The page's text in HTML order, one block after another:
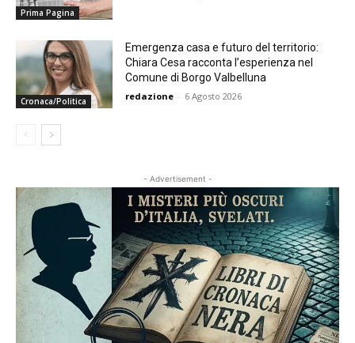
Prima Pagina
Cronaca/Politica
Emergenza casa e futuro del territorio:
Chiara Cesa racconta l’esperienza nel
Comune di Borgo Valbelluna
redazione - 6 Agosto 2026
- Advertisement -